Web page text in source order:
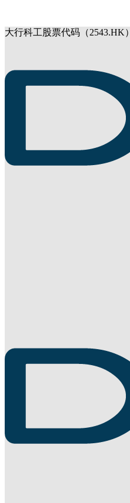
大行科工股票代码（2543.HK）